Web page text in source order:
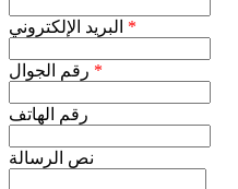
*
*
رقم الهاتف
نص الرسالة